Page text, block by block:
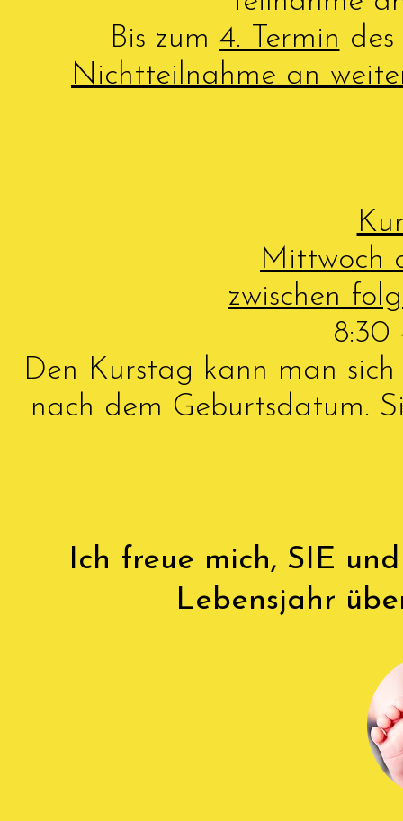
Bis zum 4. Termin
Nichtteilnahme an
Mittwoch
zwischen
8:30
Den Kurstag kann man
nach dem Geburtsdatum.
Ich freue mich, SIE
Lebensjahr